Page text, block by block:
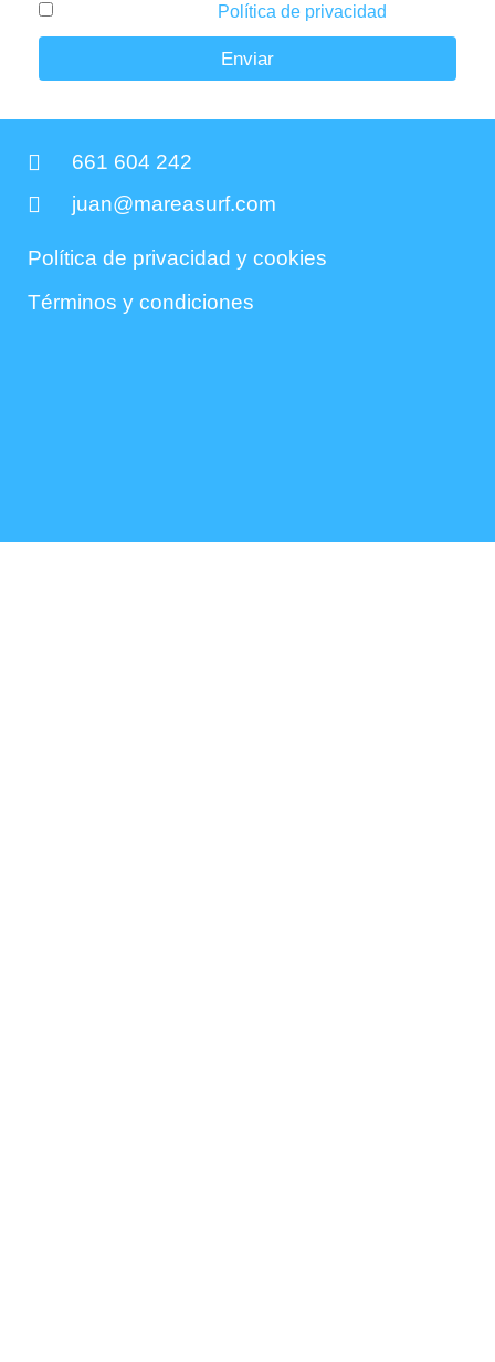
Política de privacidad
Enviar
661 604 242
juan@mareasurf.com
Política de privacidad y cookies
Términos y condiciones